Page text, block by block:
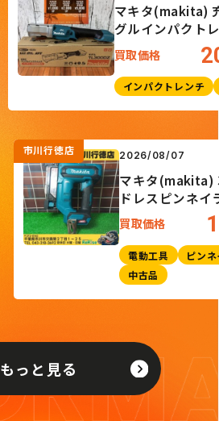
マキタ(makita) 充電
グルインパクトレン
TL300DZ
買取価格
インパクトレンチ 未
市川行徳店 2026/08/07
マキタ
ドレスピン
PT001GZK
買取価格
電動工具
中古品
もっと見る